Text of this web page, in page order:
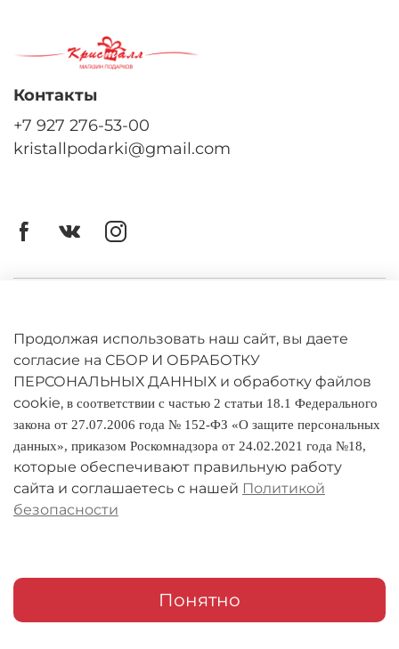
Оферта
Политика конфиденциальности
Оплата и доставка
Условия обмена и возврата
Реквизиты
Контакты
+7 927 276-53-00
kristallpodarki@gmail.com
Продолжая использовать наш сайт, вы даете
согласие на СБОР И ОБРАБОТКУ
ПЕРСОНАЛЬНЫХ ДАННЫХ и обработку файлов
cookie, в соответствии с частью 2 статьи 18.1 Федерального
закона от 27.07.2006 года № 152-ФЗ «О защите персональных
данных», приказом Роскомнадзора от 24.02.2021 года №18,
которые обеспечивают правильную работу
сайта и соглашаетесь с нашей Политикой
безопасности
Понятно